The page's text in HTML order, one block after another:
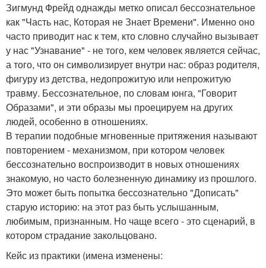
Зигмунд Фрейд однажды метко описал бессознательное
как "Часть нас, Которая не Знает Времени". Именно оно
часто приводит нас к тем, кто словно случайно вызывает
у нас "Узнавание" - не того, кем человек является сейчас,
а того, что он символизирует внутри нас: образ родителя,
фигуру из детства, недопрожитую или непрожитую
травму. Бессознательное, по словам юнга, "Говорит
Образами", и эти образы мы проецируем на других
людей, особенно в отношениях.
В терапии подобные мгновенные притяжения называют
повторением - механизмом, при котором человек
бессознательно воспроизводит в новых отношениях
знакомую, но часто болезненную динамику из прошлого.
Это может быть попытка бессознательно "Дописать"
старую историю: на этот раз быть услышанным,
любимым, признанным. Но чаще всего - это сценарий, в
котором страдание закольцовано.
Кейс из практики (имена изменены: